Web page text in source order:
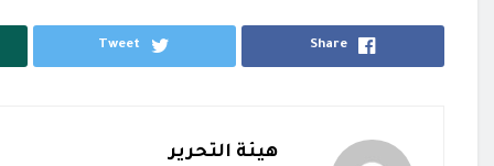
Share
Tweet
هيئة التحرير